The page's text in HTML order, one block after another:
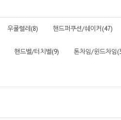
우쿨렐레(8) 핸드퍼쿠션/쉐이커(47)
핸드벨/터치벨(9) 톤차임/윈드차임